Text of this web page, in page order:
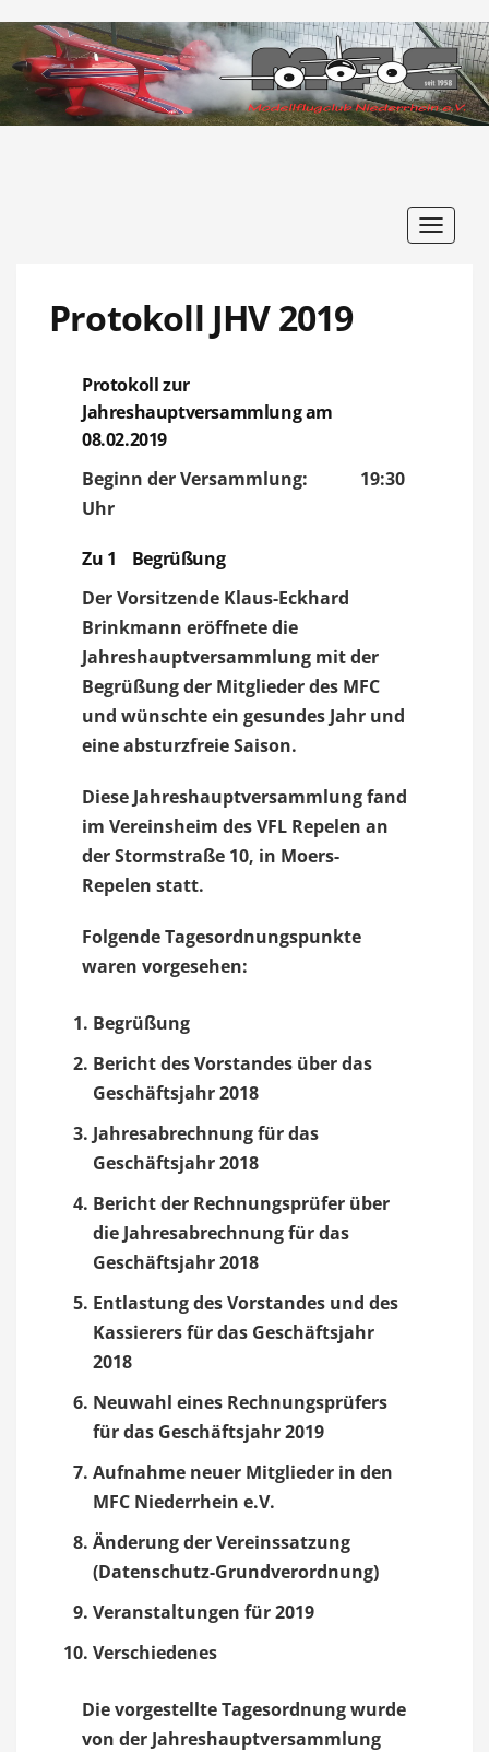
Toggle
Protokoll JHV 2019
Protokoll zur
Jahreshauptversammlung am
08.02.2019
Beginn der Versammlung: 19:30
Uhr
Zu 1 Begrüßung
Der Vorsitzende Klaus-Eckhard
Brinkmann eröffnete die
Jahreshauptversammlung mit der
Begrüßung der Mitglieder des MFC
und wünschte ein gesundes Jahr und
eine absturzfreie Saison.
Diese Jahreshauptversammlung fand
im Vereinsheim des VFL Repelen an
der Stormstraße 10, in Moers-
Repelen statt.
Folgende Tagesordnungspunkte
waren vorgesehen:
Begrüßung
Bericht des Vorstandes über das
Geschäftsjahr 2018
Jahresabrechnung für das
Geschäftsjahr 2018
Bericht der Rechnungsprüfer über
die Jahresabrechnung für das
Geschäftsjahr 2018
Entlastung des Vorstandes und des
Kassierers für das Geschäftsjahr
2018
Neuwahl eines Rechnungsprüfers
für das Geschäftsjahr 2019
Aufnahme neuer Mitglieder in den
MFC Niederrhein e.V.
Änderung der Vereinssatzung
(Datenschutz-Grundverordnung)
Veranstaltungen für 2019
Verschiedenes
Die vorgestellte Tagesordnung wurde
von der Jahreshauptversammlung